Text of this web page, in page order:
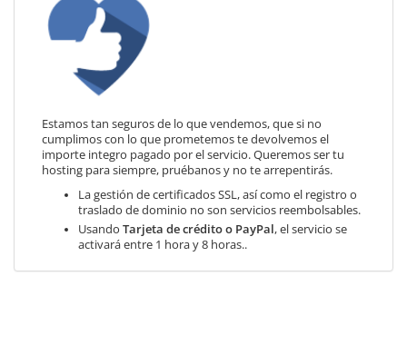
Estamos tan seguros de lo que vendemos, que si no
cumplimos con lo que prometemos te devolvemos el
importe integro pagado por el servicio. Queremos ser tu
hosting para siempre, pruébanos y no te arrepentirás.
La gestión de certificados SSL, así como el registro o
traslado de dominio no son servicios reembolsables.
Usando Tarjeta de crédito o PayPal, el servicio se
activará entre 1 hora y 8 horas..